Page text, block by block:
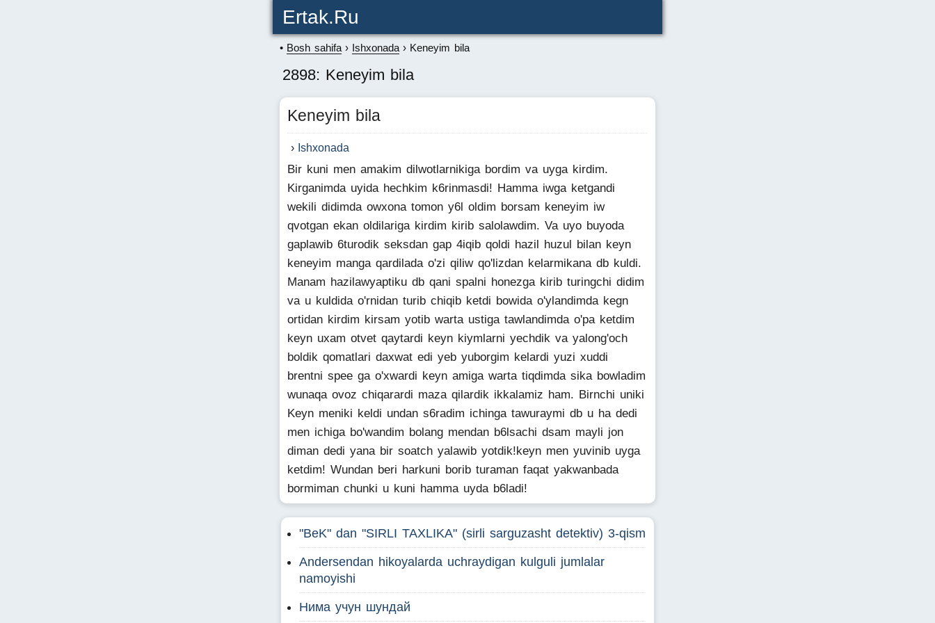
Ertak.ru
Bosh sahifa Ishxonada Keneyim bila
2898: Keneyim bila
Keneyim bila
Ishxonada
Bir kuni men amakim dilwotlarnikiga bordim va uyga kirdim.
Kirganimda uyida hechkim k6rinmasdi! Hamma iwga ketgandi
wekili didimda owxona tomon y6l oldim borsam keneyim iw
qvotgan ekan oldilariga kirdim kirib salolawdim. Va uyo buyoda
gaplawib 6turodik seksdan gap 4iqib qoldi hazil huzul bilan keyn
keneyim manga qardilada o'zi qiliw qo'lizdan kelarmikana db kuldi.
Manam hazilawyaptiku db qani spalni honezga kirib turingchi didim
va u kuldida o'rnidan turib chiqib ketdi bowida o'ylandimda kegn
ortidan kirdim kirsam yotib warta ustiga tawlandimda o'pa ketdim
keyn uxam otvet qaytardi keyn kiymlarni yechdik va yalong'och
boldik qomatlari daxwat edi yeb yuborgim kelardi yuzi xuddi
brentni spee ga o'xwardi keyn amiga warta tiqdimda sika bowladim
wunaqa ovoz chiqarardi maza qilardik ikkalamiz ham. Birnchi uniki
Keyn meniki keldi undan s6radim ichinga tawuraymi db u ha dedi
men ichiga bo'wandim bolang mendan b6lsachi dsam mayli jon
diman dedi yana bir soatch yalawib yotdik!keyn men yuvinib uyga
ketdim! Wundan beri harkuni borib turaman faqat yakwanbada
bormiman chunki u kuni hamma uyda b6ladi!
"BeK" dan "SIRLI TAXLIKA" (sirli sarguzasht detektiv) 3-qism
Andersendan hikoyalarda uchraydigan kulguli jumlalar
namoyishi
Нима учун шундай